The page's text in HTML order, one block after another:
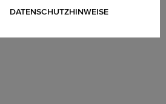
DATENSCHUTZHINWEISE